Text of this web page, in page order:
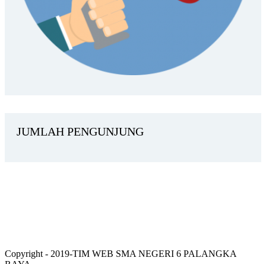
JUMLAH PENGUNJUNG
Copyright - 2019-TIM WEB SMA NEGERI 6 PALANGKA